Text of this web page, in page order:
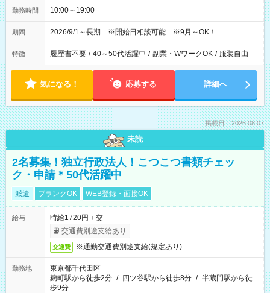
勤務時間 10:00～19:00
期間 2026/9/1～長期 ※開始日相談可能 ※9月～OK！
特徴 履歴書不要 / 40～50代活躍中 / 副業・WワークOK / 服装自由
気になる！ 応募する 詳細へ
掲載日：2026.08.07
未読
2名募集！独立行政法人！こつこつ書類チェッ
ク・申請＊50代活躍中
派遣 ブランクOK WEB登録・面接OK
給与
時給1720円＋交
交通費別途支給あり
交通費 ※通勤交通費別途支給(規定あり)
勤務地
東京都千代田区
麹町駅から徒歩2分 / 四ツ谷駅から徒歩8分 / 半蔵門駅から徒
歩9分